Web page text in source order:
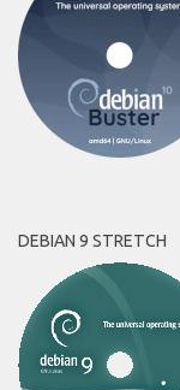
DEBIAN 9 STRETCH